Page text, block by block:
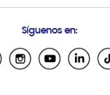
Samsung Ecuador
Samsung El Salvador
Síguenos en: